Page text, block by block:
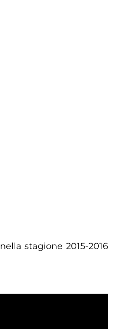
stagione 2015-2016